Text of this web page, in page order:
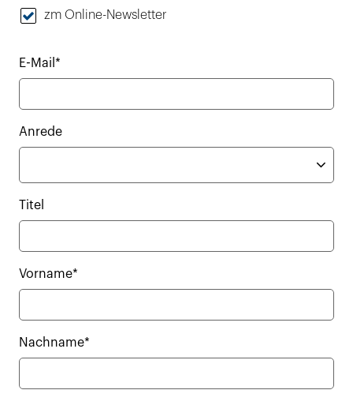
zm Online-Newsletter
E-Mail*
Anrede
Titel
Vorname*
Nachname*